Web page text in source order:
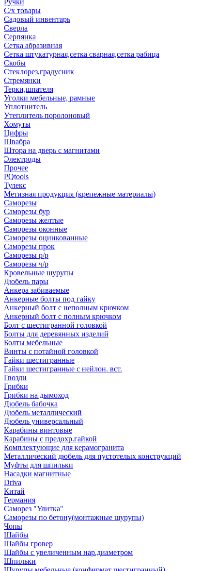
Ручки
С/х товары
Садовый инвентарь
Сверла
Серпянка
Сетка абразивная
Сетка штукатурная,сетка сварная,сетка рабица
Скобы
Стеклорез,градусник
Стремянки
Терки,шпателя
Уголки мебельные, рамные
Уплотнитель
Утеплитель поролоновый
Хомуты
Цифры
Швабра
Штора на дверь с магнитами
Электроды
Прочее
PQtools
Тулекс
Метизная продукция (крепежные материалы)
Саморезы
Саморезы бур
Саморезы желтые
Саморезы оконные
Саморезы оцинкованные
Саморезы прок
Саморезы р/р
Саморезы ч/р
Кровельные шурупы
Дюбель пары
Анкера забиваемые
Анкерные болты под гайку
Анкерный болт с неполным крючком
Анкерный болт с полным крючком
Болт с шестигранной головкой
Болты для деревянных изделий
Болты мебельные
Винты с потайной головкой
Гайки шестигранные
Гайки шестигранные с нейлон. вст.
Гвозди
Грибки
Грибки на дымоход
Дюбель бабочка
Дюбель металлический
Дюбель универсальный
Карабины винтовые
Карабины с предохр.гайкой
Комплектующие для керамогранита
Металлический дюбель для пустотелых конструкций
Муфты для шпильки
Насадки магнитные
Driva
Китай
Германия
Саморез "Улитка"
Саморезы по бетону(монтажные шурупы)
Чопы
Шайбы
Шайбы гровер
Шайбы с увеличенным нар.диаметром
Шпильки